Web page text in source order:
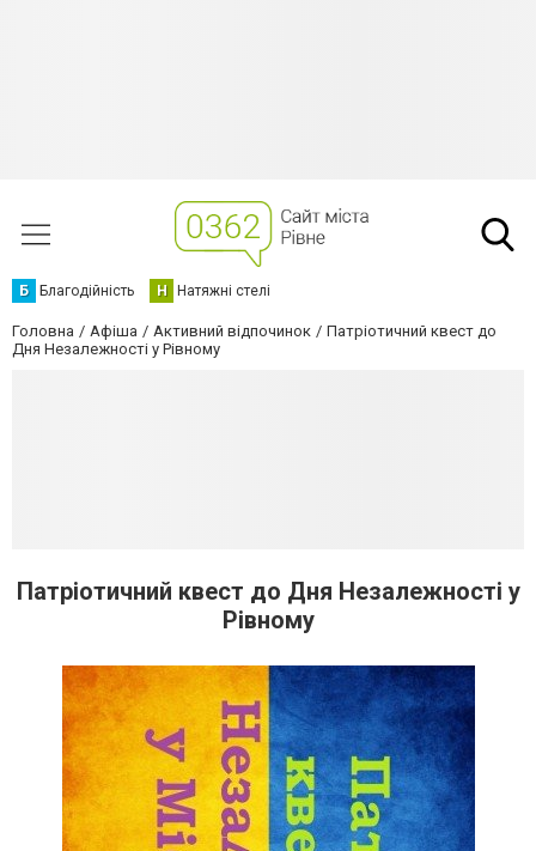
Б Благодійність Н Натяжні стелі
Головна Афіша Активний відпочинок
Патріотичний квест до
Дня Незалежності у Рівному
Патріотичний квест до Дня Незалежності у
Рівному